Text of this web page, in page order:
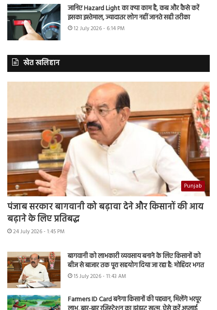
जानिए Hazard Light का क्या काम है, कब और कैसे करें
इसका इस्तेमाल, ज्यादातर लोग नहीं जानते सही तरीका
12 July 2026 - 6:14 PM
खेत खलिहान
Punjab
पंजाब सरकार बागवानी को बढ़ावा देने और किसानों की आय
बढ़ाने के लिए प्रतिबद्ध
24 July 2026 - 1:45 PM
बागवानी को लाभकारी व्यवसाय बनाने के लिए किसानों को
बीज से बाजार तक पूरा सहयोग दिया जा रहा है: मोहिंदर भगत
15 July 2026 - 11:43 AM
Farmers ID Card बनेगा किसानों की पहचान, मिलेंगे भरपूर